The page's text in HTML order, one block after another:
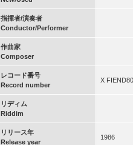
指揮者/演奏者
Conductor/Performer
作曲家
Composer
レコード番号
Record number
X FIEND80
リディム
Riddim
リリース年
Release year
1986